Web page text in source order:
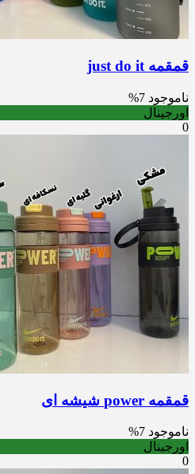
قمقمه just do it
ناموجود 7%
اورجینال
0
قمقمه power شیشه ای
ناموجود 7%
اورجینال
0